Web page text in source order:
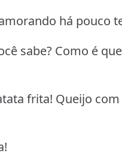
há pouco
sabe? Como é
frita! Queijo